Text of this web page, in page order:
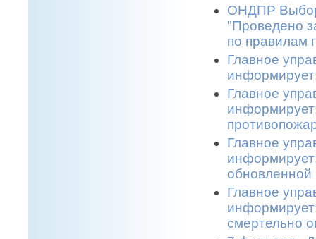
ОНДПР
"Проведено
по правилам
Главное
Главное
Главное
обновленной
Главное
смертельно